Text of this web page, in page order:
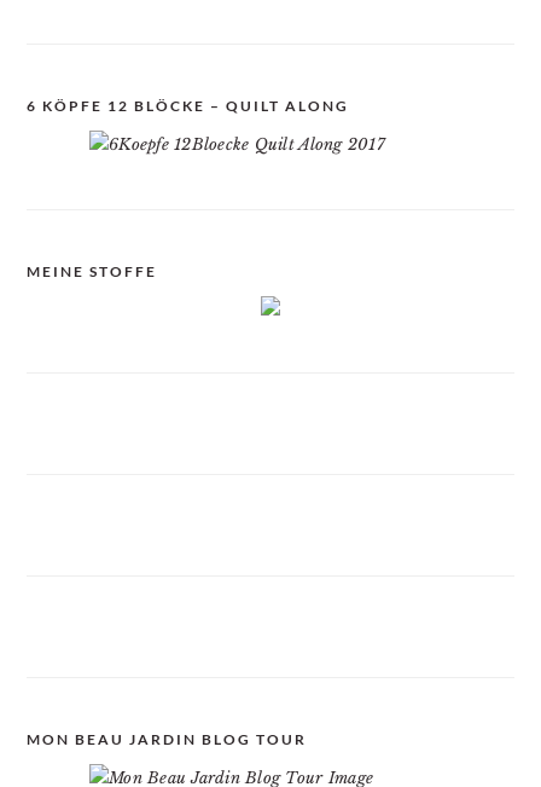
6 KÖPFE 12 BLÖCKE – QUILT ALONG
MEINE STOFFE
MON BEAU JARDIN BLOG TOUR